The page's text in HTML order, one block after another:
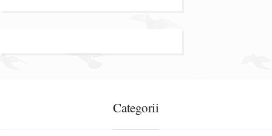
Categorii